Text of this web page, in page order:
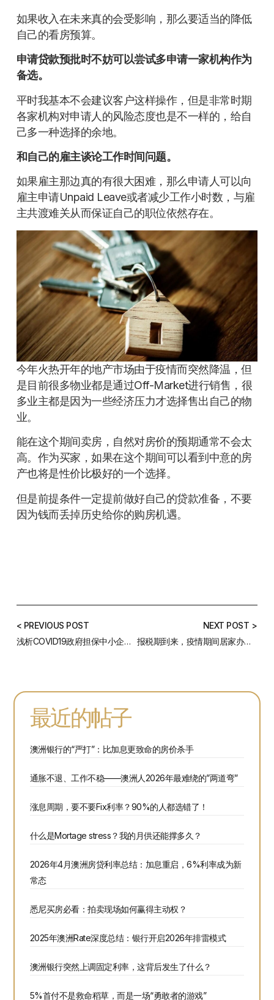
如果收入在未来真的会受影响，那么要适当的降低
自己的看房预算。
申请贷款预批时不妨可以尝试多申请一家机构作为
备选。
平时我基本不会建议客户这样操作，但是非常时期
各家机构对申请人的风险态度也是不一样的，给自
己多一种选择的余地。
和自己的雇主谈论工作时间问题。
如果雇主那边真的有很大困难，那么申请人可以向
雇主申请Unpaid Leave或者减少工作小时数，与雇
主共渡难关从而保证自己的职位依然存在。
今年火热开年的地产市场由于疫情而突然降温，但
是目前很多物业都是通过Off-Market进行销售，很
多业主都是因为一些经济压力才选择售出自己的物
业。
能在这个期间卖房，自然对房价的预期通常不会太
高。作为买家，如果在这个期间可以看到中意的房
产也将是性价比极好的一个选择。
但是前提条件一定提前做好自己的贷款准备，不要
因为钱而丢掉历史给你的购房机遇。
< PREVIOUS POST
浅析COVID19政府担保中小企业助困贷款
NEXT POST >
报税期到来，疫情期间居家办公该如何报税？
最近的帖子
澳洲银行的“严打”：比加息更致命的房价杀手
通胀不退、工作不稳——澳洲人2026年最难绕的”两道弯”
涨息周期，要不要Fix利率？90%的人都选错了！
什么是Mortage stress？我的月供还能撑多久？
2026年4月澳洲房贷利率总结：加息重启，6%利率成为新
常态
悉尼买房必看：拍卖现场如何赢得主动权？
2025年澳洲Rate深度总结：银行开启2026年排雷模式
澳洲银行突然上调固定利率，这背后发生了什么？
5%首付不是救命稻草，而是一场“勇敢者的游戏”